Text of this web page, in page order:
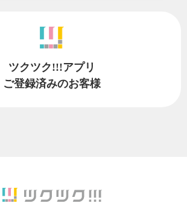
ツクツク!!!アプリ
ご登録済みのお客様